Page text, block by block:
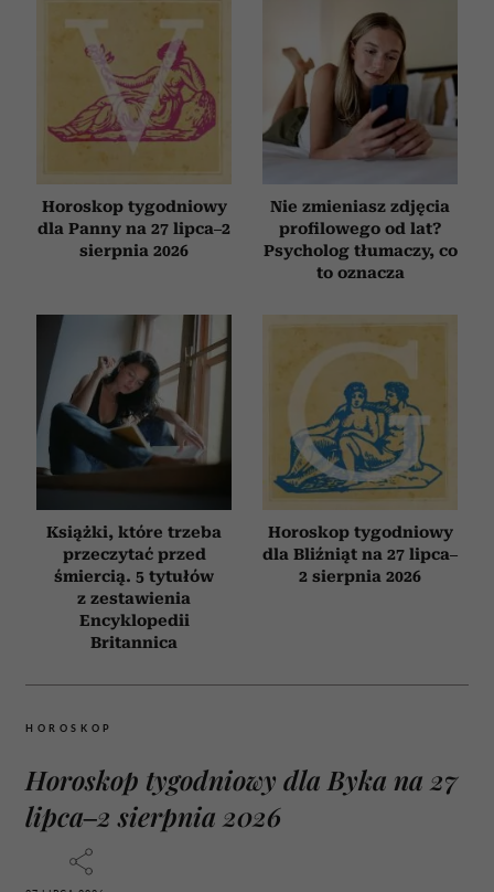
Horoskop tygodniowy
dla Panny na 27 lipca–2
sierpnia 2026
Nie zmieniasz zdjęcia
profilowego od lat?
Psycholog tłumaczy, co
to oznacza
Książki, które trzeba
przeczytać przed
śmiercią. 5 tytułów
z zestawienia
Encyklopedii
Britannica
Horoskop tygodniowy
dla Bliźniąt na 27 lipca–
2 sierpnia 2026
HOROSKOP
Horoskop tygodniowy dla Byka na 27
lipca–2 sierpnia 2026